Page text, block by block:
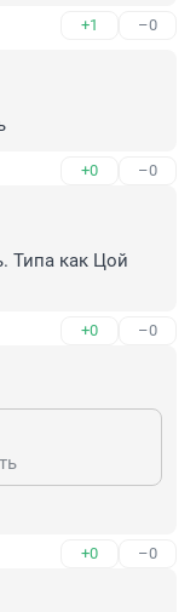
+1 –0
+0 –0
Типа как Цой
+0 –0
+0 –0